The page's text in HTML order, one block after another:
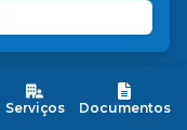
Serviços Documentos